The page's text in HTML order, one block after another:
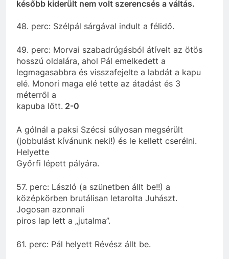
később kiderült nem volt szerencsés a váltás.
48. perc: Szélpál sárgával indult a félidő.
49. perc: Morvai szabadrúgásból átívelt az ötös
hosszú oldalára, ahol Pál emelkedett a
legmagasabbra és visszafejelte a labdát a kapu
elé. Monori maga elé tette az átadást és 3
méterről a
kapuba lőtt. 2-0
A gólnál a paksi Szécsi súlyosan megsérült
(jobbulást kívánunk neki!) és le kellett cserélni.
Helyette
Győrfi lépett pályára.
57. perc: László (a szünetben állt be!!) a
középkörben brutálisan letarolta Juhászt.
Jogosan azonnali
piros lap lett a „jutalma”.
61. perc: Pál helyett Révész állt be.